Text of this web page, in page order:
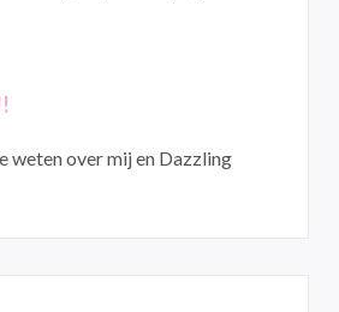
weten over mij en Dazzling